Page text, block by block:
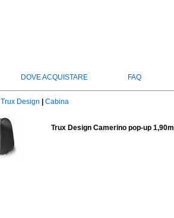
DOVE ACQUISTARE FAQ
Trux Design Cabina
Trux Design Camerino pop-up 1,90m